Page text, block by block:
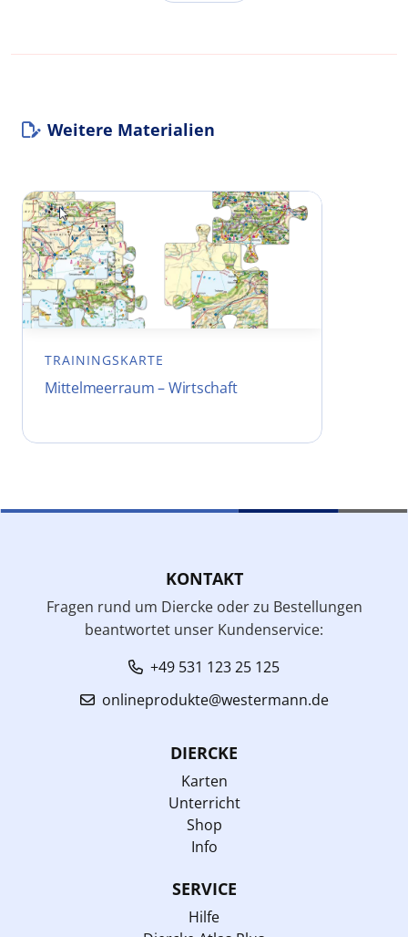
Weitere Materialien
TRAININGSKARTE
Mittelmeerraum – Wirtschaft
KONTAKT
Fragen rund um Diercke oder zu Bestellungen
beantwortet unser Kundenservice:
+49 531 123 25 125
onlineprodukte@westermann.de
DIERCKE
Karten
Unterricht
Shop
Info
SERVICE
Hilfe